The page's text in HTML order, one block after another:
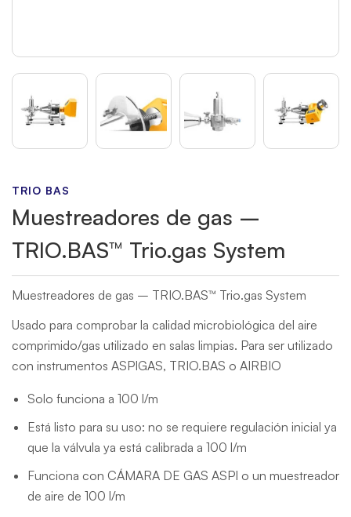
TRIO BAS
Muestreadores de gas –
TRIO.BAS™ Trio.gas System
Muestreadores de gas – TRIO.BAS™ Trio.gas System
Usado para comprobar la calidad microbiológica del aire
comprimido/gas utilizado en salas limpias. Para ser utilizado
con instrumentos ASPIGAS, TRIO.BAS o AIRBIO
Solo funciona a 100 l/m
Está listo para su uso: no se requiere regulación inicial ya
que la válvula ya está calibrada a 100 l/m
Funciona con CÁMARA DE GAS ASPI o un muestreador
de aire de 100 l/m